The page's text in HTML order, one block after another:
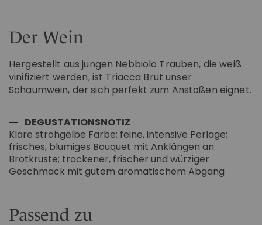
Der Wein
Hergestellt aus jungen Nebbiolo Trauben, die weiß
vinifiziert werden, ist Triacca Brut unser
Schaumwein, der sich perfekt zum Anstoßen eignet.
DEGUSTATIONSNOTIZ
Klare strohgelbe Farbe; feine, intensive Perlage;
frisches, blumiges Bouquet mit Anklängen an
Brotkruste; trockener, frischer und würziger
Geschmack mit gutem aromatischem Abgang
Passend zu